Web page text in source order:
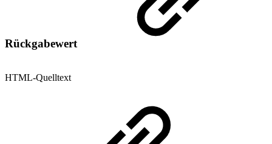
Rückgabewert
HTML-Quelltext